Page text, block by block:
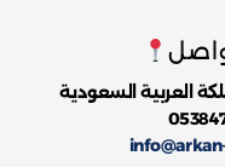
العربية السعودية